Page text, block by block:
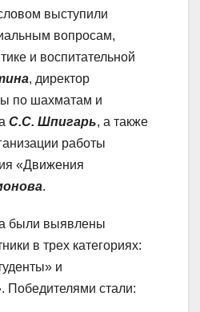
выступили
вопросам,
и воспитательной
, директор
по шахматам и
С.С. Шпигарь, а также
работы
«Движения
.
были выявлены
в трех категориях:
и
Победителями стали: